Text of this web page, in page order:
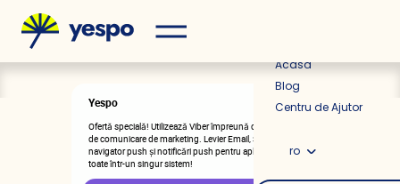
Acasă
Blog
Centru de Ajutor
ro
Yespo 2m în urmă
Ofertă specială! Utilizează Viber împreună cu alte canale
de comunicare de marketing. Levier Email, SMS texte,
navigator push și notificări push pentru aplicații mobile -
toate într-un singur sistem!